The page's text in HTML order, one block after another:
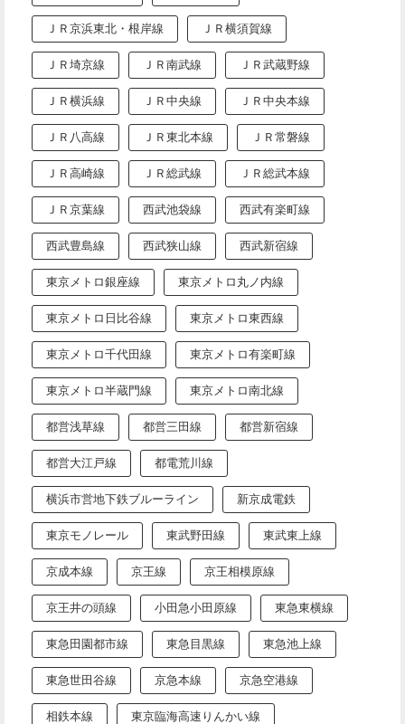
ＪＲ京浜東北・根岸線 ＪＲ横須賀線
ＪＲ埼京線 ＪＲ南武線 ＪＲ武蔵野線
ＪＲ横浜線 ＪＲ中央線 ＪＲ中央本線
ＪＲ八高線 ＪＲ東北本線 ＪＲ常磐線
ＪＲ高崎線 ＪＲ総武線 ＪＲ総武本線
ＪＲ京葉線 西武池袋線 西武有楽町線
西武豊島線 西武狭山線 西武新宿線
東京メトロ銀座線 東京メトロ丸ノ内線
東京メトロ日比谷線 東京メトロ東西線
東京メトロ千代田線 東京メトロ有楽町線
東京メトロ半蔵門線 東京メトロ南北線
都営浅草線 都営三田線 都営新宿線
都営大江戸線 都電荒川線
横浜市営地下鉄ブルーライン 新京成電鉄
東京モノレール 東武野田線 東武東上線
京成本線 京王線 京王相模原線
京王井の頭線 小田急小田原線 東急東横線
東急田園都市線 東急目黒線 東急池上線
東急世田谷線 京急本線 京急空港線
相鉄本線 東京臨海高速りんかい線